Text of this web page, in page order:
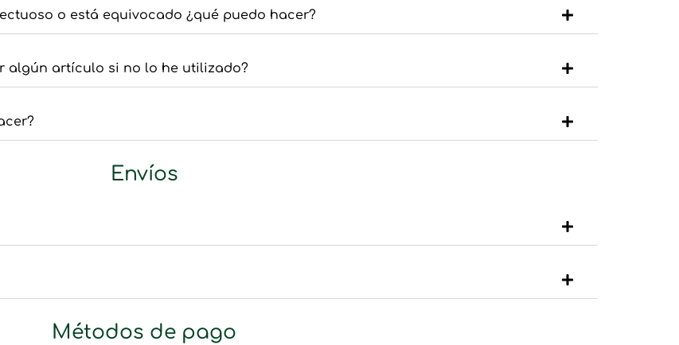
o está equivocado ¿qué puedo hacer?
algún artículo si no lo he utilizado?
Envíos
Métodos de pago